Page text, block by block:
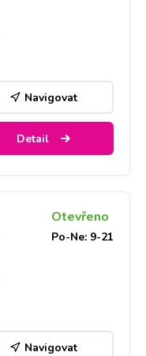
Navigovat
Detail
Otevřeno
Po-Ne: 9-21
Navigovat